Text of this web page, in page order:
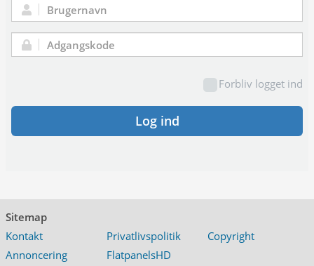
Brugernavn:
Adgangskode:
Forbliv logget ind
Log ind
Sitemap
Kontakt
Privatlivspolitik
Copyright
Annoncering
FlatpanelsHD